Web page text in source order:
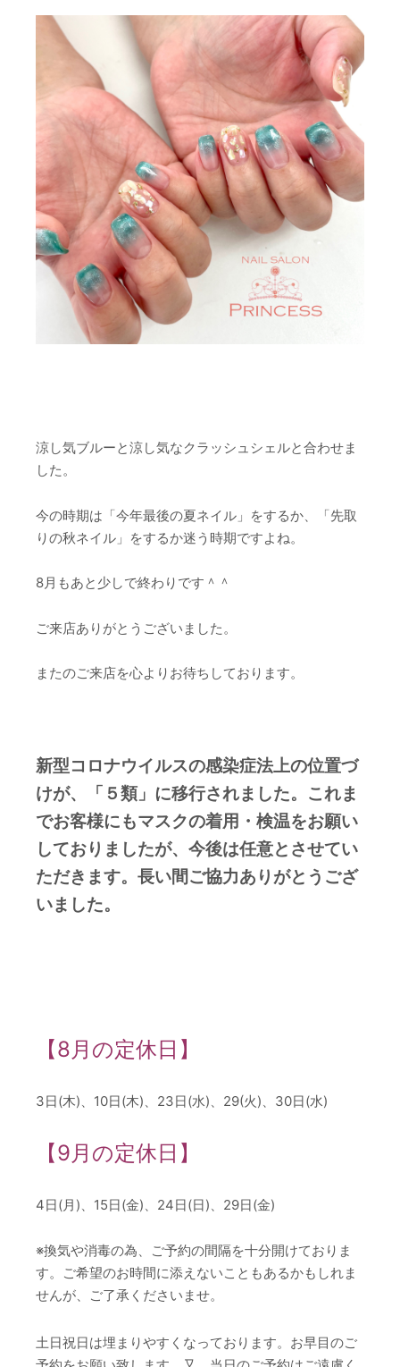
涼し気ブルーと涼し気なクラッシュシェルと合わせま
した。
今の時期は「今年最後の夏ネイル」をするか、「先取
りの秋ネイル」をするか迷う時期ですよね。
8月もあと少しで終わりです＾＾
ご来店ありがとうございました。
またのご来店を心よりお待ちしております。
新型コロナウイルスの感染症法上の位置づ
けが、「５類」に移行されました。これま
でお客様にもマスクの着用・検温をお願い
しておりましたが、今後は任意とさせてい
ただきます。長い間ご協力ありがとうござ
いました。
【8月の定休日】
3日(木)、10日(木)、23日(水)、29(火)、30日(水)
【9月の定休日】
4日(月)、15日(金)、24日(日)、29日(金)
※換気や消毒の為、ご予約の間隔を十分開けておりま
す。ご希望のお時間に添えないこともあるかもしれま
せんが、ご了承くださいませ。
土日祝日は埋まりやすくなっております。お早目のご